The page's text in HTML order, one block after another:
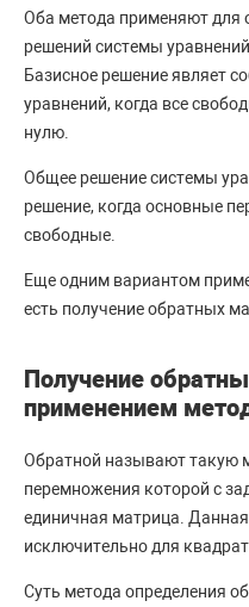
Оба метода применяют для
решений системы уравнений.
Базисное решение являет
уравнений, когда все
нулю.
Общее решение системы
решение, когда основные
свободные.
Еще одним вариантом
есть получение обратных
Получение
применением
Обратной называют такую
перемножения которой с
единичная матрица.
исключительно для
Суть метода определения